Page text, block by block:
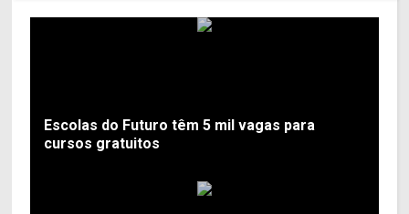
Escolas do Futuro têm 5 mil vagas para
cursos gratuitos